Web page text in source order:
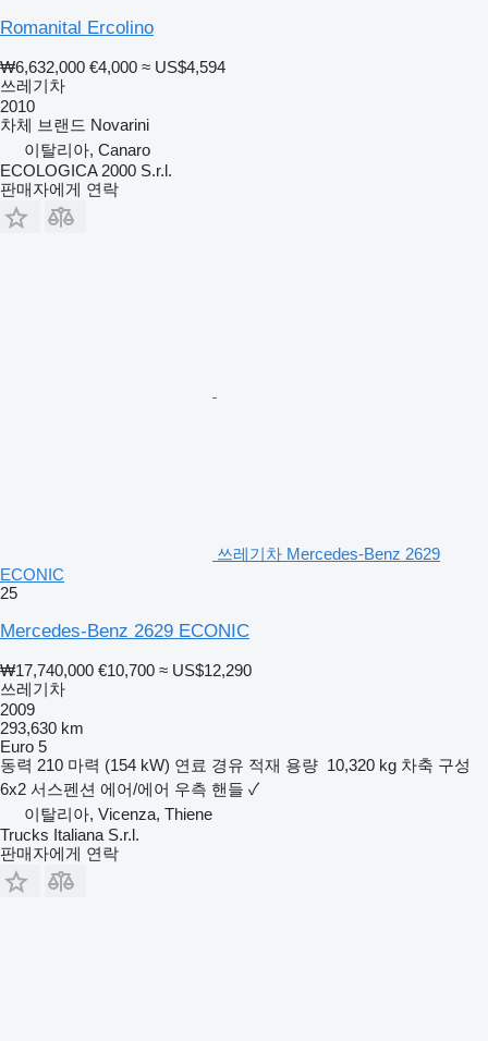
Romanital Ercolino
₩6,632,000 €4,000 ≈ US$4,594
쓰레기차
2010
차체 브랜드 Novarini
이탈리아, Canaro
ECOLOGICA 2000 S.r.l.
판매자에게 연락
쓰레기차 Mercedes-Benz 2629
ECONIC
25
Mercedes-Benz 2629 ECONIC
₩17,740,000 €10,700 ≈ US$12,290
쓰레기차
2009
293,630 km
Euro 5
동력 210 마력 (154 kW) 연료 경유 적재 용량 10,320 kg 차축 구성
6x2 서스펜션 에어/에어 우측 핸들 ✓
이탈리아, Vicenza, Thiene
Trucks Italiana S.r.l.
판매자에게 연락